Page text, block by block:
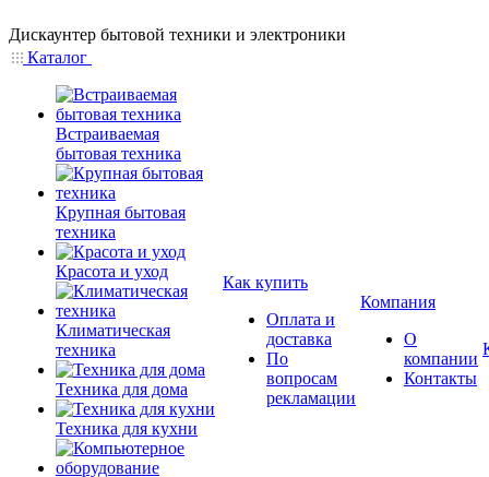
Дискаунтер бытовой техники и электроники
Каталог
Встраиваемая
бытовая техника
Крупная бытовая
техника
Красота и уход
Климатическая
техника
Техника для дома
Техника для кухни
Как купить
Оплата и
доставка
По
вопросам
рекламации
Компания
О
компании
Контакты